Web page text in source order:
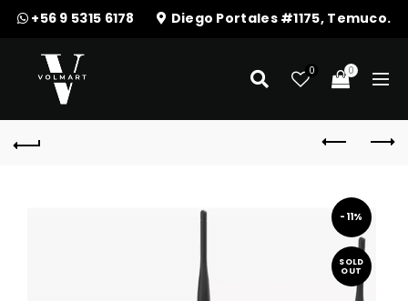
+56 9 5315 6178 Diego Portales #1175, Temuco.
0 0
-11%
SOLD
OUT